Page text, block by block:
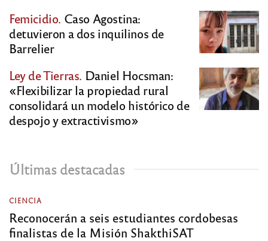
Femicidio. Caso Agostina:
detuvieron a dos inquilinos de
Barrelier
Ley de Tierras. Daniel Hocsman:
«Flexibilizar la propiedad rural
consolidará un modelo histórico de
despojo y extractivismo»
Últimas destacadas
CIENCIA
Reconocerán a seis estudiantes cordobesas
finalistas de la Misión ShakthiSAT